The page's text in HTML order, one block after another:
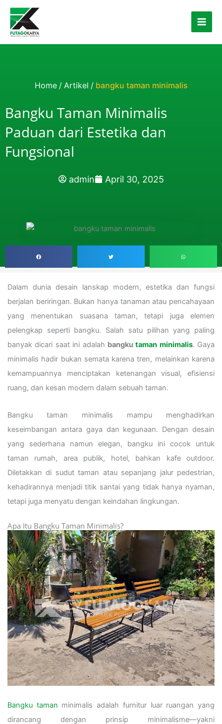
Skip to content
Home / Artikel / bangku taman minimalis
Bangku Taman Minimalis
Paduan dari Estetika dan
Fungsional
admin April 30, 2025
Dalam dunia desain lanskap modern, estetika dan fungsi
berjalan beriringan. Bukan hanya tanaman atau pencahayaan
yang menentukan suasana taman, tetapi juga elemen
pelengkap seperti bangku. Salah satu pilihan yang paling
banyak dicari saat ini adalah bangkutaman minimalis. Gaya
minimalis hadir bukan semata karena tren, melainkan karena
kemampuannya menciptakan ketenangan visual, efisiensi
ruang, dan kesan modern dalam sebuah taman.
Bangku taman minimalis mampu menghadirkan
keseimbangan antara gaya dan kegunaan. Dengan desain
yang sederhana namun elegan, bangku ini cocok untuk
taman rumah, area publik, hotel, bahkan kafe outdoor.
Diletakkan di sudut taman atau sepanjang jalur pedestrian,
kehadirannya menjadi titik santai yang tidak hanya nyaman,
tetapi juga menyatu dengan keindahan lingkungan.
Apa Itu Bangku Taman Minimalis?
Bangku taman minimalis adalah furnitur luar ruangan yang
dirancang dengan prinsip minimalisme—yakni